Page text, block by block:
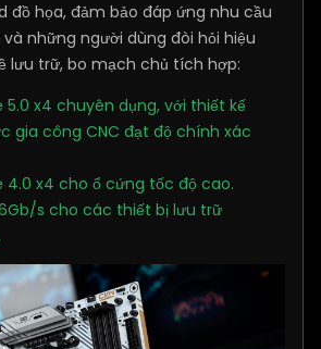
đồ họa, đảm bảo đáp ứng nhu cầu
những người dùng đòi hỏi hiệu
lưu trữ, bo mạch chủ tích hợp:
5.0 x4 chuyên dụng, với thiết kế
gia công CNC đạt độ chính xác
4.0 x4 cho ổ cứng tốc độ cao.
s cho các thiết bị lưu trữ